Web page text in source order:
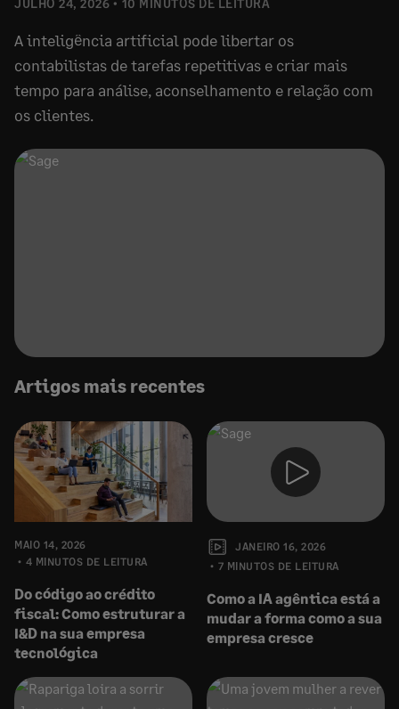
JULHO 24, 2026 10 MINUTOS DE LEITURA
A inteligência artificial pode libertar os
contabilistas de tarefas repetitivas e criar mais
tempo para análise, aconselhamento e relação com
os clientes.
Artigos mais recentes
MAIO 14, 2026
4 MINUTOS DE LEITURA
Do código ao crédito
fiscal: Como estruturar a
I&D na sua empresa
tecnológica
JANEIRO 16, 2026
7 MINUTOS DE LEITURA
Como a IA agêntica está a
mudar a forma como a sua
empresa cresce